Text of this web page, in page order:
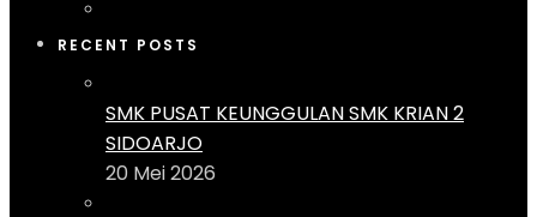
RECENT POSTS
SMK PUSAT KEUNGGULAN SMK KRIAN 2
SIDOARJO
20 Mei 2026